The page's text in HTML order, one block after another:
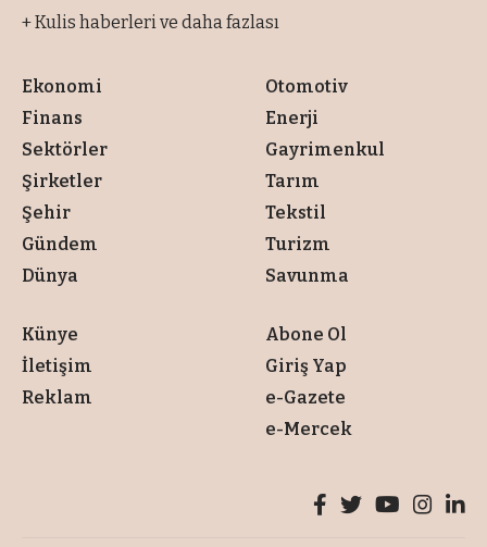
+ Kulis haberleri ve daha fazlası
Ekonomi
Finans
Sektörler
Şirketler
Şehir
Gündem
Dünya
Otomotiv
Enerji
Gayrimenkul
Tarım
Tekstil
Turizm
Savunma
Künye
İletişim
Reklam
Abone Ol
Giriş Yap
e-Gazete
e-Mercek